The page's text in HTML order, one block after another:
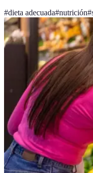
#dieta adecuada#nutrición#